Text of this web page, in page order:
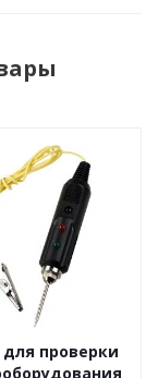
проверки